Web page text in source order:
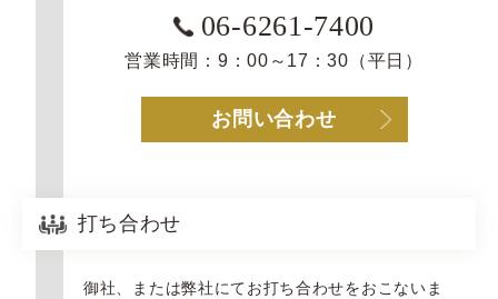
06-6261-7400
営業時間：9：00～17：30（平日）
お問い合わせ
打ち合わせ
御社、または弊社にてお打ち合わせをおこないま